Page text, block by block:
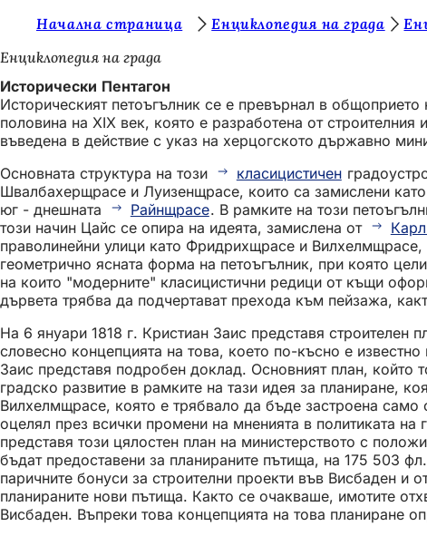
Преминаване към съдържанието
и
е
с
т
е
т
у
к
:
Начална страница Енциклопедия на града
Енциклопедия на града
Исторически Пентагон
Историческият петоъгълник се е превърнал в
половина на XIX век, която е разработена от строителния
въведена в действие с указ на херцогското държавно
Основната структура на този
класицистичен
Швалбахерщрасе и Луизенщрасе, които са замислени
юг - днешната
Райнщрасе. В рамките на този
този начин Цайс се опира на идеята, замислена от
праволинейни улици като Фридрихщрасе и Вилхелмщрасе,
геометрично ясната форма на петоъгълник, при която
на които "модерните" класицистични редици от къщи
дървета трябва да подчертават прехода към пейзажа,
На 6 януари 1818 г. Кристиан Заис представя
словесно концепцията на това, което по-късно е
Заис представя подробен доклад. Основният план, който
градско развитие в рамките на тази идея за планиране,
Вилхелмщрасе, която е трябвало да бъде застроена
оцелял през всички промени на мненията в политиката
представя този цялостен план на министерството с
бъдат предоставени за планираните пътища, на 175 503
паричните бонуси за строителни проекти във Висбаден и
планираните нови пътища. Както се очакваше, имотите
Висбаден. Въпреки това концепцията на това планиране